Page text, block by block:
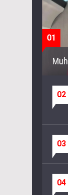
01
02
03
04